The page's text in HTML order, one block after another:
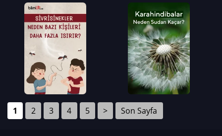
1 2 3 4 5 > Son Sayfa